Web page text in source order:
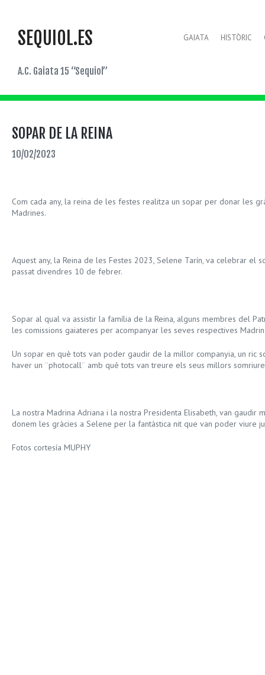
SEQUIOL.ES
A.C. Gaiata 15 “Sequiol”
GAIATA HISTÒRIC
SOPAR DE LA REINA
10/02/2023
Com cada any, la reina de les festes realitza un sopar per donar les
Madrines.
Aquest any, la Reina de les Festes 2023, Selene Tarín, va celebrar el
passat divendres 10 de febrer.
Sopar al qual va assistir la família de la Reina, alguns membres del
les comissions gaiateres per acompanyar les seves respectives
Un sopar en què tots van poder gaudir de la millor companyia, un ric
haver un ¨photocall¨ amb què tots van treure els seus millors
La nostra Madrina Adriana i la nostra Presidenta Elisabeth, van gaudir
donem les gràcies a Selene per la fantàstica nit que van poder viure
Fotos cortesía MUPHY